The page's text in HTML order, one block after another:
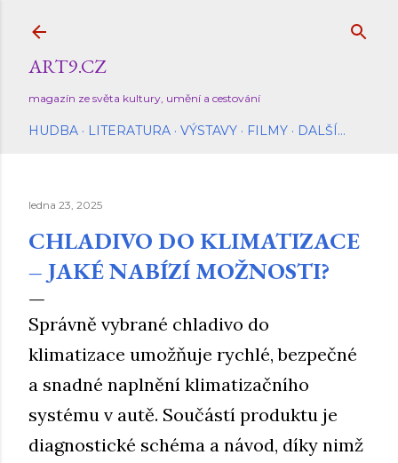
ART9.CZ
magazín ze světa kultury, umění a cestování
HUDBA LITERATURA VÝSTAVY FILMY DALŠÍ…
ledna 23, 2025
CHLADIVO DO KLIMATIZACE
– JAKÉ NABÍZÍ MOŽNOSTI?
Správně vybrané chladivo do
klimatizace umožňuje rychlé, bezpečné
a snadné naplnění klimatizačního
systému v autě. Součástí produktu je
diagnostické schéma a návod, díky nimž